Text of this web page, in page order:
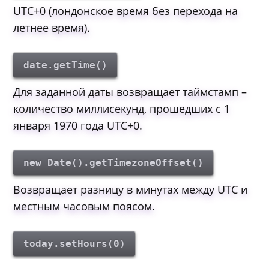
UTC+0 (лондонское время без перехода на
летнее время).
date.getTime()
Для заданной даты возвращает таймстамп –
количество миллисекунд, прошедших с 1
января 1970 года UTC+0.
new Date().getTimezoneOffset()
Возвращает разницу в минутах между UTC и
местным часовым поясом.
today.setHours(0)